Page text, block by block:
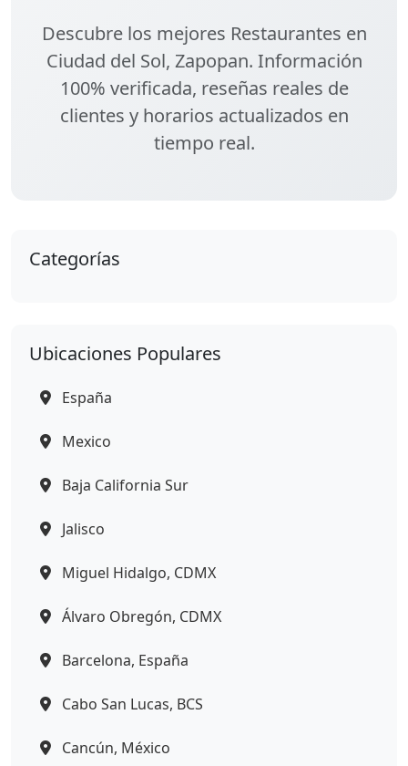
Descubre los mejores Restaurantes en
Ciudad del Sol, Zapopan. Información
100% verificada, reseñas reales de
clientes y horarios actualizados en
tiempo real.
Categorías
Ubicaciones Populares
España
Mexico
Baja California Sur
Jalisco
Miguel Hidalgo, CDMX
Álvaro Obregón, CDMX
Barcelona, España
Cabo San Lucas, BCS
Cancún, México